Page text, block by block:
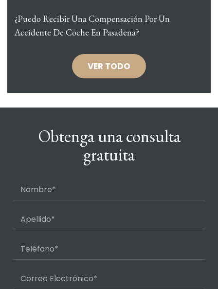
¿Puedo Recibir Una Compensación Por Un
Accidente De Coche En Pasadena?
VER TODO
Obtenga una consulta
gratuita